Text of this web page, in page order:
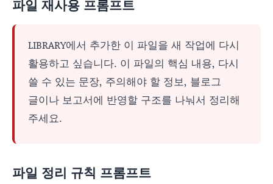
파일 재사용 프롬프트
LIBRARY에서 추가한 이 파일을 새 작업에 다시
활용하고 싶습니다. 이 파일의 핵심 내용, 다시
쓸 수 있는 문장, 주의해야 할 정보, 블로그
글이나 보고서에 반영할 구조를 나눠서 정리해
주세요.
파일 정리 규칙 프롬프트